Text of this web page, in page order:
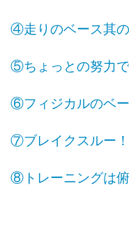
④走りのベース其
⑤ちょっとの努力で
⑥フィジカルのベ
⑦ブレイクスルー
⑧トレーニングは